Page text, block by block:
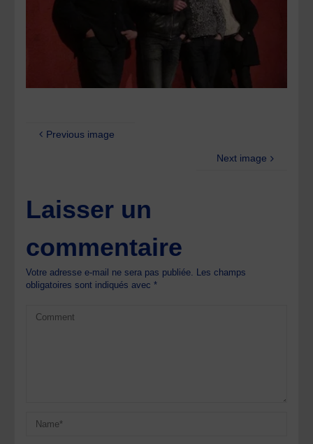
Previous image
Next image
Laisser un
commentaire
Votre adresse e-mail ne sera pas publiée. Les champs
obligatoires sont indiqués avec*